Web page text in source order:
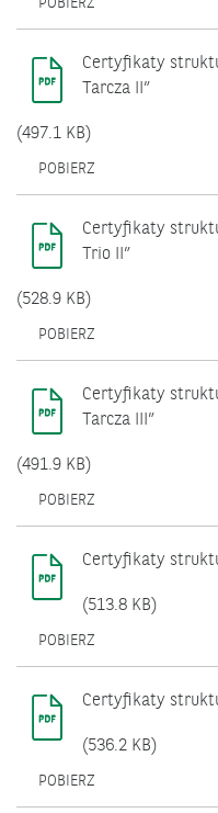
POBIERZ
NOWYM
OKNIE.
Certyfikaty
Tarcza II”
(497.1 KB)
POBIERZ
NOWYM
OKNIE.
Certyfikaty
Trio II”
(528.9 KB)
POBIERZ
NOWYM
OKNIE.
Certyfikaty
Tarcza III”
(491.9 KB)
POBIERZ
NOWYM
OKNIE.
Certyfikaty
(513.8 KB)
POBIERZ
NOWYM
OKNIE.
Certyfikaty
(536.2 KB)
POBIERZ